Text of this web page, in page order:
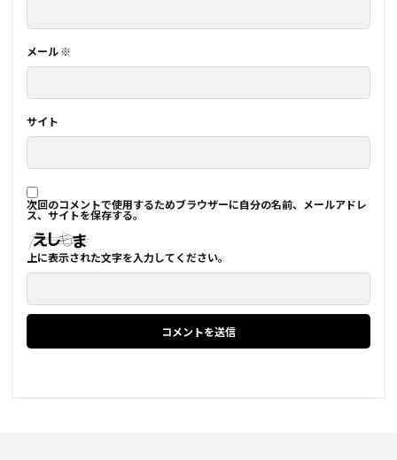
メール ※
サイト
次回のコメントで使用するためブラウザーに自分の名前、メールアドレ
ス、サイトを保存する。
上に表示された文字を入力してください。